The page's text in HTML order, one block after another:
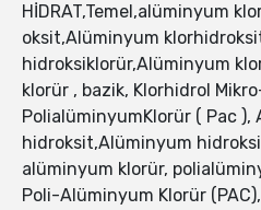
HİDRAT,Temel,alüminyum
oksit,Alüminyum
hidroksiklorür,Alüminyum
klorür , bazik, Klorhidrol
PolialüminyumKlorür ( Pac
hidroksit,Alüminyum
alüminyum klorür,
Poli-Alüminyum Klorür (PAC),